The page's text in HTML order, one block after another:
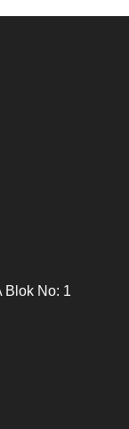
Blok No: 1